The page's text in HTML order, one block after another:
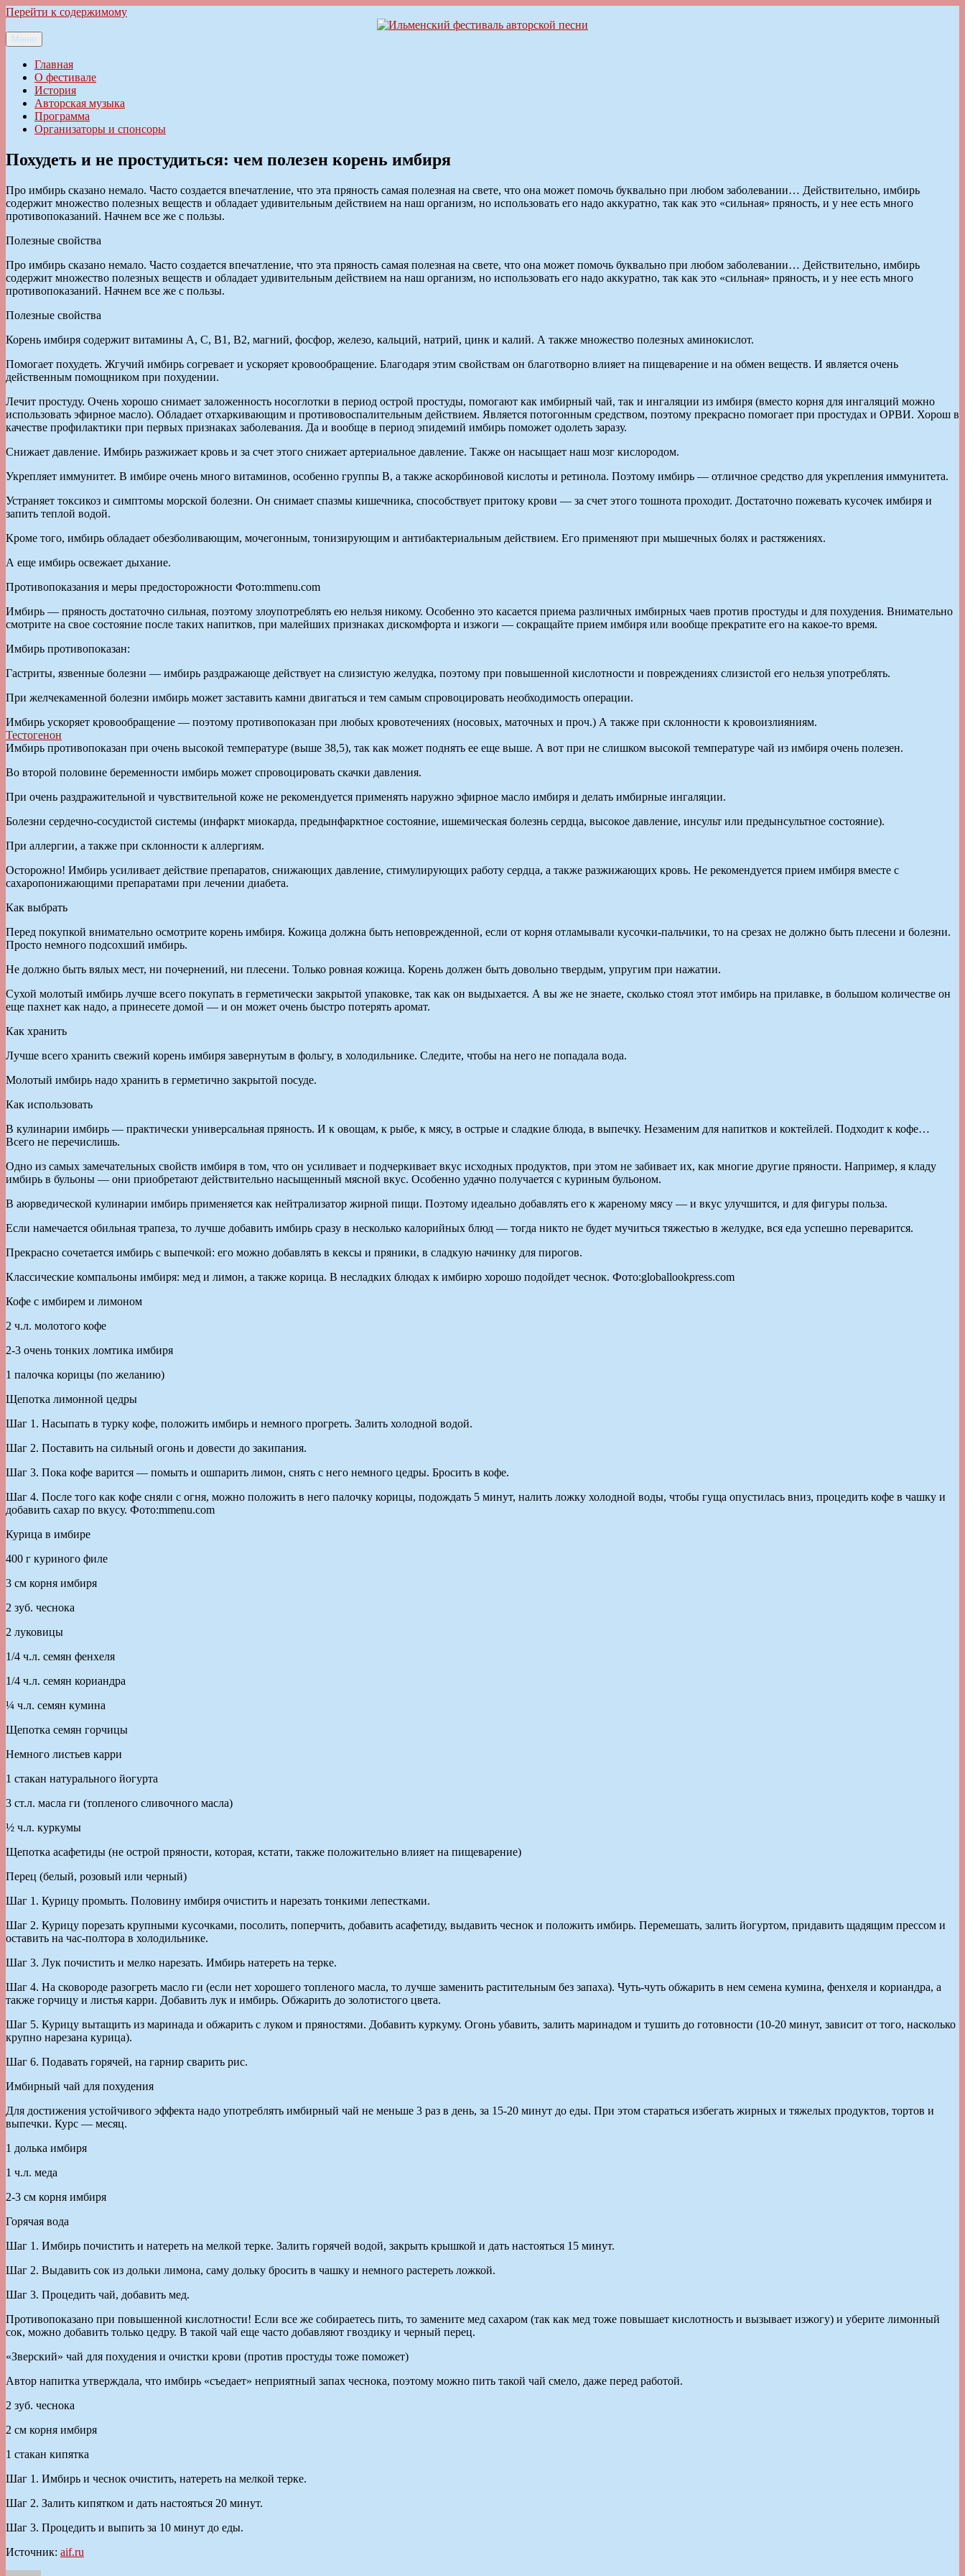
Перейти к содержимому
Ильменский фестиваль авторской песни
Меню
Главная
О фестивале
История
Авторская музыка
Программа
Организаторы и спонсоры
Похудеть и не простудиться: чем полезен корень имбиря
Про имбирь сказано немало. Часто создается впечатление, что эта пряность самая полезная на свете, что она может помочь буквально при любом заболевании… Действительно, имбирь
содержит множество полезных веществ и обладает удивительным действием на наш организм, но использовать его надо аккуратно, так как это «сильная» пряность, и у нее есть много
противопоказаний. Начнем все же с пользы.
Полезные свойства
Про имбирь сказано немало. Часто создается впечатление, что эта пряность самая полезная на свете, что она может помочь буквально при любом заболевании… Действительно, имбирь
содержит множество полезных веществ и обладает удивительным действием на наш организм, но использовать его надо аккуратно, так как это «сильная» пряность, и у нее есть много
противопоказаний. Начнем все же с пользы.
Полезные свойства
Корень имбиря содержит витамины A, С, B1, B2, магний, фосфор, железо, кальций, натрий, цинк и калий. А также множество полезных аминокислот.
Помогает похудеть. Жгучий имбирь согревает и ускоряет кровообращение. Благодаря этим свойствам он благотворно влияет на пищеварение и на обмен веществ. И является очень
действенным помощником при похудении.
Лечит простуду. Очень хорошо снимает заложенность носоглотки в период острой простуды, помогают как имбирный чай, так и ингаляции из имбиря (вместо корня для ингаляций можно
использовать эфирное масло). Обладает отхаркивающим и противовоспалительным действием. Является потогонным средством, поэтому прекрасно помогает при простудах и ОРВИ. Хорош в
качестве профилактики при первых признаках заболевания. Да и вообще в период эпидемий имбирь поможет одолеть заразу.
Снижает давление. Имбирь разжижает кровь и за счет этого снижает артериальное давление. Также он насыщает наш мозг кислородом.
Укрепляет иммунитет. В имбире очень много витаминов, особенно группы В, а также аскорбиновой кислоты и ретинола. Поэтому имбирь — отличное средство для укрепления иммунитета.
Устраняет токсикоз и симптомы морской болезни. Он снимает спазмы кишечника, способствует притоку крови — за счет этого тошнота проходит. Достаточно пожевать кусочек имбиря и
запить теплой водой.
Кроме того, имбирь обладает обезболивающим, мочегонным, тонизирующим и антибактериальным действием. Его применяют при мышечных болях и растяжениях.
А еще имбирь освежает дыхание.
Противопоказания и меры предосторожности Фото:mmenu.com
Имбирь — пряность достаточно сильная, поэтому злоупотреблять ею нельзя никому. Особенно это касается приема различных имбирных чаев против простуды и для похудения. Внимательно
смотрите на свое состояние после таких напитков, при малейших признаках дискомфорта и изжоги — сокращайте прием имбиря или вообще прекратите его на какое-то время.
Имбирь противопоказан:
Гастриты, язвенные болезни — имбирь раздражающе действует на слизистую желудка, поэтому при повышенной кислотности и повреждениях слизистой его нельзя употреблять.
При желчекаменной болезни имбирь может заставить камни двигаться и тем самым спровоцировать необходимость операции.
Имбирь ускоряет кровообращение — поэтому противопоказан при любых кровотечениях (носовых, маточных и проч.) А также при склонности к кровоизлияниям.
Тестогенон
Имбирь противопоказан при очень высокой температуре (выше 38,5), так как может поднять ее еще выше. А вот при не слишком высокой температуре чай из имбиря очень полезен.
Во второй половине беременности имбирь может спровоцировать скачки давления.
При очень раздражительной и чувствительной коже не рекомендуется применять наружно эфирное масло имбиря и делать имбирные ингаляции.
Болезни сердечно-сосудистой системы (инфаркт миокарда, предынфарктное состояние, ишемическая болезнь сердца, высокое давление, инсульт или предынсультное состояние).
При аллергии, а также при склонности к аллергиям.
Осторожно! Имбирь усиливает действие препаратов, снижающих давление, стимулирующих работу сердца, а также разжижающих кровь. Не рекомендуется прием имбиря вместе с
сахаропонижающими препаратами при лечении диабета.
Как выбрать
Перед покупкой внимательно осмотрите корень имбиря. Кожица должна быть неповрежденной, если от корня отламывали кусочки-пальчики, то на срезах не должно быть плесени и болезни.
Просто немного подсохший имбирь.
Не должно быть вялых мест, ни почернений, ни плесени. Только ровная кожица. Корень должен быть довольно твердым, упругим при нажатии.
Сухой молотый имбирь лучше всего покупать в герметически закрытой упаковке, так как он выдыхается. А вы же не знаете, сколько стоял этот имбирь на прилавке, в большом количестве он
еще пахнет как надо, а принесете домой — и он может очень быстро потерять аромат.
Как хранить
Лучше всего хранить свежий корень имбиря завернутым в фольгу, в холодильнике. Следите, чтобы на него не попадала вода.
Молотый имбирь надо хранить в герметично закрытой посуде.
Как использовать
В кулинарии имбирь — практически универсальная пряность. И к овощам, к рыбе, к мясу, в острые и сладкие блюда, в выпечку. Незаменим для напитков и коктейлей. Подходит к кофе…
Всего не перечислишь.
Одно из самых замечательных свойств имбиря в том, что он усиливает и подчеркивает вкус исходных продуктов, при этом не забивает их, как многие другие пряности. Например, я кладу
имбирь в бульоны — они приобретают действительно насыщенный мясной вкус. Особенно удачно получается с куриным бульоном.
В аюрведической кулинарии имбирь применяется как нейтрализатор жирной пищи. Поэтому идеально добавлять его к жареному мясу — и вкус улучшится, и для фигуры польза.
Если намечается обильная трапеза, то лучше добавить имбирь сразу в несколько калорийных блюд — тогда никто не будет мучиться тяжестью в желудке, вся еда успешно переварится.
Прекрасно сочетается имбирь с выпечкой: его можно добавлять в кексы и пряники, в сладкую начинку для пирогов.
Классические компальоны имбиря: мед и лимон, а также корица. В несладких блюдах к имбирю хорошо подойдет чеснок. Фото:globallookpress.com
Кофе с имбирем и лимоном
2 ч.л. молотого кофе
2-3 очень тонких ломтика имбиря
1 палочка корицы (по желанию)
Щепотка лимонной цедры
Шаг 1. Насыпать в турку кофе, положить имбирь и немного прогреть. Залить холодной водой.
Шаг 2. Поставить на сильный огонь и довести до закипания.
Шаг 3. Пока кофе варится — помыть и ошпарить лимон, снять с него немного цедры. Бросить в кофе.
Шаг 4. После того как кофе сняли с огня, можно положить в него палочку корицы, подождать 5 минут, налить ложку холодной воды, чтобы гуща опустилась вниз, процедить кофе в чашку и
добавить сахар по вкусу. Фото:mmenu.com
Курица в имбире
400 г куриного филе
3 см корня имбиря
2 зуб. чеснока
2 луковицы
1/4 ч.л. семян фенхеля
1/4 ч.л. семян кориандра
¼ ч.л. семян кумина
Щепотка семян горчицы
Немного листьев карри
1 стакан натурального йогурта
3 ст.л. масла ги (топленого сливочного масла)
½ ч.л. куркумы
Щепотка асафетиды (не острой пряности, которая, кстати, также положительно влияет на пищеварение)
Перец (белый, розовый или черный)
Шаг 1. Курицу промыть. Половину имбиря очистить и нарезать тонкими лепестками.
Шаг 2. Курицу порезать крупными кусочками, посолить, поперчить, добавить асафетиду, выдавить чеснок и положить имбирь. Перемешать, залить йогуртом, придавить щадящим прессом и
оставить на час-полтора в холодильнике.
Шаг 3. Лук почистить и мелко нарезать. Имбирь натереть на терке.
Шаг 4. На сковороде разогреть масло ги (если нет хорошего топленого масла, то лучше заменить растительным без запаха). Чуть-чуть обжарить в нем семена кумина, фенхеля и кориандра, а
также горчицу и листья карри. Добавить лук и имбирь. Обжарить до золотистого цвета.
Шаг 5. Курицу вытащить из маринада и обжарить с луком и пряностями. Добавить куркуму. Огонь убавить, залить маринадом и тушить до готовности (10-20 минут, зависит от того, насколько
крупно нарезана курица).
Шаг 6. Подавать горячей, на гарнир сварить рис.
Имбирный чай для похудения
Для достижения устойчивого эффекта надо употреблять имбирный чай не меньше 3 раз в день, за 15-20 минут до еды. При этом стараться избегать жирных и тяжелых продуктов, тортов и
выпечки. Курс — месяц.
1 долька имбиря
1 ч.л. меда
2-3 см корня имбиря
Горячая вода
Шаг 1. Имбирь почистить и натереть на мелкой терке. Залить горячей водой, закрыть крышкой и дать настояться 15 минут.
Шаг 2. Выдавить сок из дольки лимона, саму дольку бросить в чашку и немного растереть ложкой.
Шаг 3. Процедить чай, добавить мед.
Противопоказано при повышенной кислотности! Если все же собираетесь пить, то замените мед сахаром (так как мед тоже повышает кислотность и вызывает изжогу) и уберите лимонный
сок, можно добавить только цедру. В такой чай еще часто добавляют гвоздику и черный перец.
«Зверский» чай для похудения и очистки крови (против простуды тоже поможет)
Автор напитка утверждала, что имбирь «съедает» неприятный запах чеснока, поэтому можно пить такой чай смело, даже перед работой.
2 зуб. чеснока
2 см корня имбиря
1 стакан кипятка
Шаг 1. Имбирь и чеснок очистить, натереть на мелкой терке.
Шаг 2. Залить кипятком и дать настояться 20 минут.
Шаг 3. Процедить и выпить за 10 минут до еды.
Источник: aif.ru